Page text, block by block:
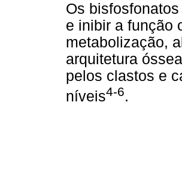
Os
e inibir a função
metabolização,
arquitetura
pelos clastos e
níveis4-6.